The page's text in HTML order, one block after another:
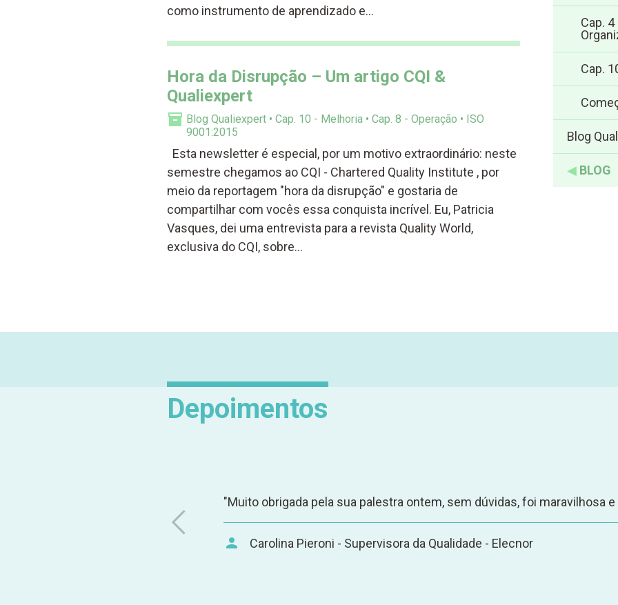
como instrumento de aprendizado e…
Hora da Disrupção – Um artigo CQI &
Qualiexpert
Blog Qualiexpert Cap. 10 - Melhoria Cap. 8 - Operação
ISO
9001:2015
Esta newsletter é especial, por um motivo extraordinário: neste
semestre chegamos ao CQI - Chartered Quality Institute , por
meio da reportagem "hora da disrupção" e gostaria de
compartilhar com vocês essa conquista incrível. Eu, Patricia
Vasques, dei uma entrevista para a revista Quality World,
exclusiva do CQI, sobre…
Cap.
Cap.
Blog
◀ BLOG
Depoimentos
"Muito obrigada pela sua palestra ontem, sem dúvidas, foi maravilhosa
Carolina Pieroni - Supervisora da Qualidade - Elecnor